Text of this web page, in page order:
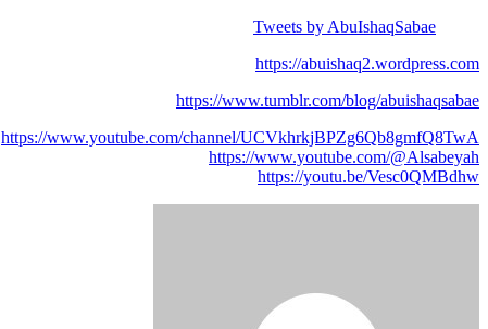
Tweets by AbuIshaqSabae
https://abuishaq2.wordpress.com
https://www.tumblr.com/blog/abuishaqsabae
https://www.youtube.com/channel/UCVkhrkjBPZg6Qb8gmfQ8TwA
https://www.youtube.com/@Alsabeyah
https://youtu.be/Vesc0QMBdhw